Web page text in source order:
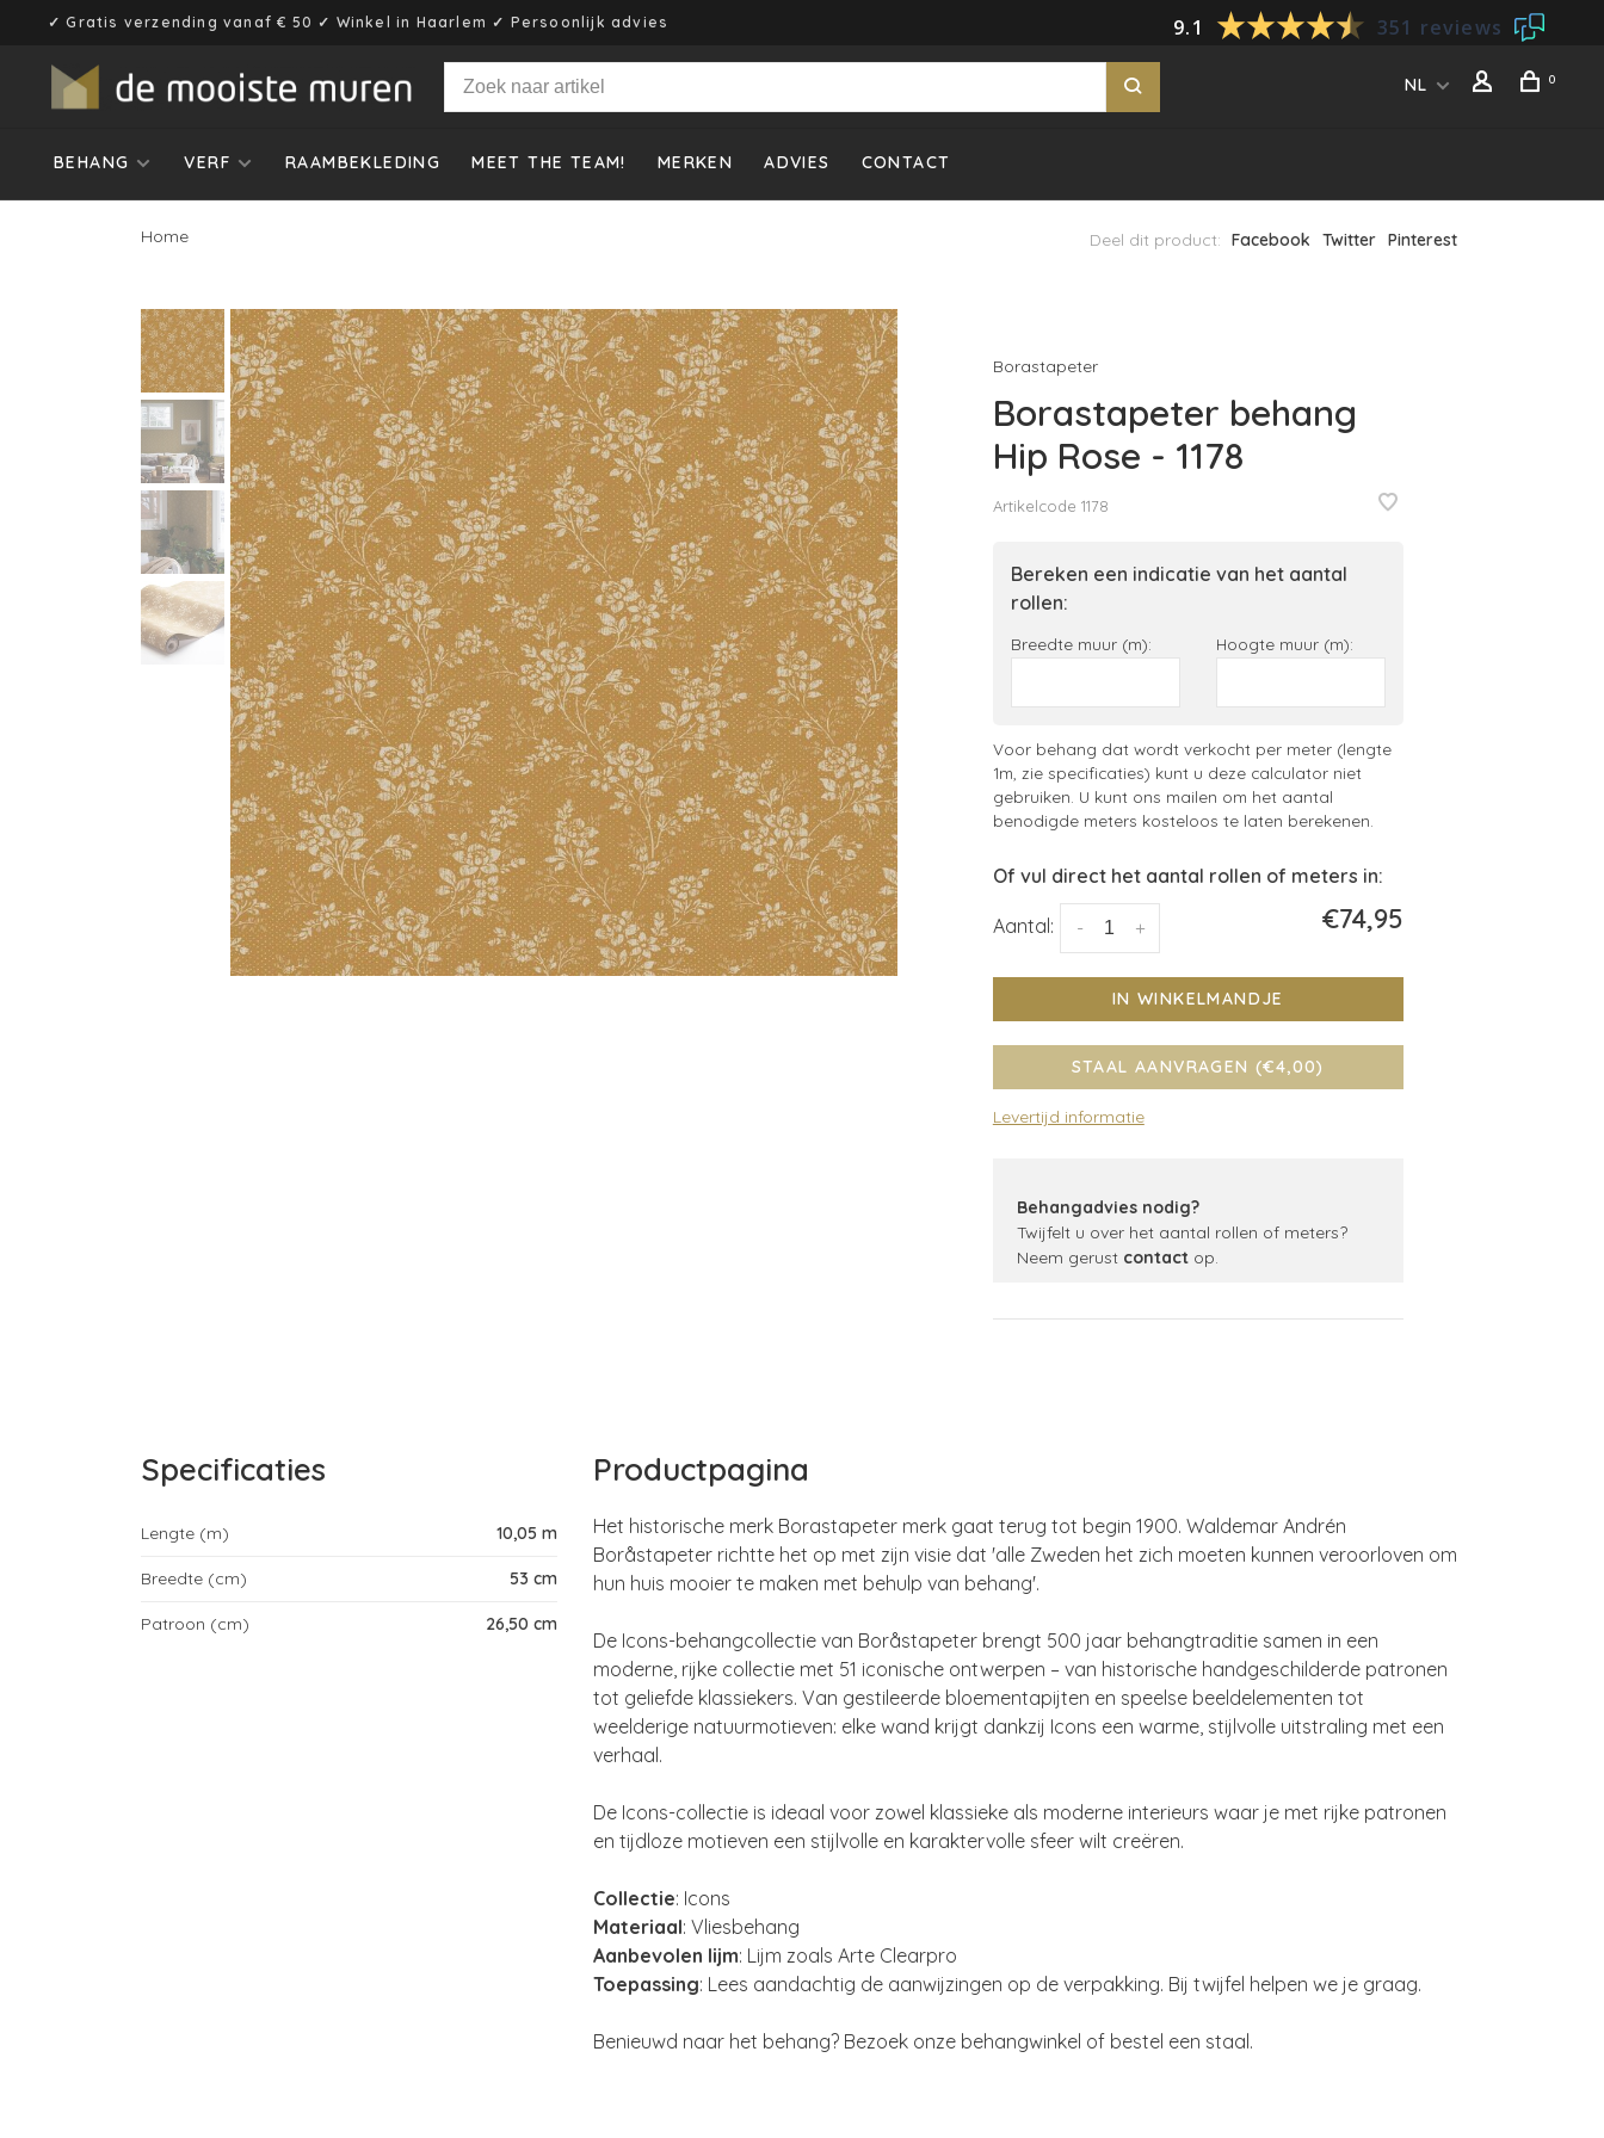
9.1 351 reviews
✓ Gratis verzending vanaf € 50 ✓ Winkel in Haarlem ✓ Persoonlijk advies
NL 0
BEHANG VERF RAAMBEKLEDING MEET THE TEAM! MERKEN ADVIES CONTACT
Home Deel dit product: Facebook Twitter Pinterest
Borastapeter
Borastapeter behang
Hip Rose - 1178
Artikelcode 1178
Bereken een indicatie van het aantal
rollen:
Breedte muur (m): Hoogte muur (m):
Voor behang dat wordt verkocht per meter (lengte
1m, zie specificaties) kunt u deze calculator niet
gebruiken. U kunt ons mailen om het aantal
benodigde meters kosteloos te laten berekenen.
Of vul direct het aantal rollen of meters in:
Aantal: +
- €74,95
IN WINKELMANDJE
STAAL AANVRAGEN (€4,00)
Levertijd informatie
Behangadvies nodig?
Twijfelt u over het aantal rollen of meters?
Neem gerust contactop.
Specificaties
Lengte (m) 10,05 m
Breedte (cm) 53 cm
Patroon (cm) 26,50 cm
Productpagina
Het historische merk Borastapeter merk gaat terug tot begin 1900. Waldemar Andrén
Boråstapeter richtte het op met zijn visie dat 'alle Zweden het zich moeten kunnen veroorloven om
hun huis mooier te maken met behulp van behang'.
De Icons-behangcollectie van Boråstapeter brengt 500 jaar behangtraditie samen in een
moderne, rijke collectie met 51 iconische ontwerpen – van historische handgeschilderde patronen
tot geliefde klassiekers. Van gestileerde bloementapijten en speelse beeldelementen tot
weelderige natuurmotieven: elke wand krijgt dankzij Icons een warme, stijlvolle uitstraling met een
verhaal.
De Icons-collectie is ideaal voor zowel klassieke als moderne interieurs waar je met rijke patronen
en tijdloze motieven een stijlvolle en karaktervolle sfeer wilt creëren.
Collectie: Icons
Materiaal: Vliesbehang
Aanbevolen lijm: Lijm zoals Arte Clearpro
Toepassing: Lees aandachtig de aanwijzingen op de verpakking. Bij twijfel helpen we je graag.
Benieuwd naar het behang? Bezoek onze behangwinkel of bestel een staal.